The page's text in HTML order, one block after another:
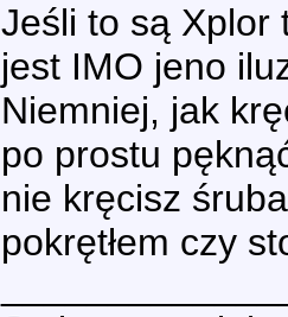
Jeśli to są Xplor
jest IMO jeno
Niemniej, jak
po prostu
nie kręcisz
pokrętłem czy